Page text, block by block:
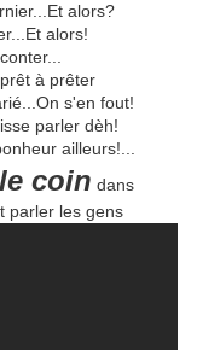
alors?
alors!
à prêter
s'en fout!
parler dèh!
ailleurs!...
coin dans
parler les gens